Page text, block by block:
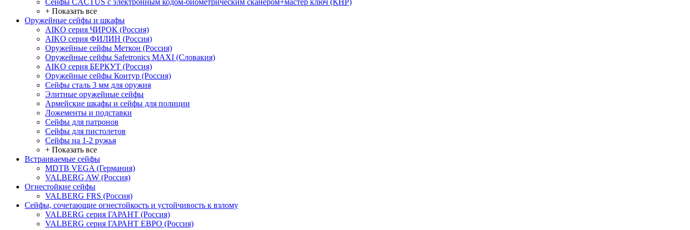
Сейфы CACTUS с электронным кодом-биометрическим сканером+мастер ключ (КНР)
+ Показать все
Оружейные сейфы и шкафы
AIKO серия ЧИРОК (Россия)
AIKO серия ФИЛИН (Россия)
Оружейные сейфы Меткон (Россия)
Оружейные сейфы Safetronics MAXI (Словакия)
AIKO серия БЕРКУТ (Россия)
Оружейные сейфы Контур (Россия)
Сейфы сталь 3 мм для оружия
Элитные оружейные сейфы
Армейские шкафы и сейфы для полиции
Ложементы и подставки
Сейфы для патронов
Сейфы для пистолетов
Сейфы на 1-2 ружья
+ Показать все
Встраиваемые сейфы
MDTB VEGA (Германия)
VALBERG AW (Россия)
Огнестойкие сейфы
VALBERG FRS (Россия)
Сейфы, сочетающие огнестойкость и устойчивость к взлому
VALBERG серия ГАРАНТ (Россия)
VALBERG серия ГАРАНТ ЕВРО (Россия)